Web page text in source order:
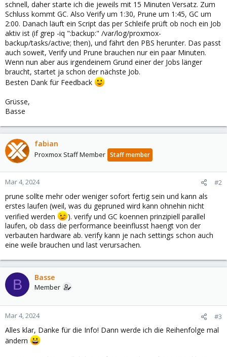
schnell, daher starte ich die jeweils mit 15 Minuten Versatz. Zum
Schluss kommt GC. Also Verify um 1:30, Prune um 1:45, GC um
2:00. Danach läuft ein Script das per Schleife prüft ob noch ein Job
aktiv ist (if grep -iq ":backup:" /var/log/proxmox-
backup/tasks/active; then), und fährt den PBS herunter. Das passt
auch soweit, Verify und Prune brauchen nur ein paar Minuten.
Wenn nun aber aus irgendeinem Grund einer der Jobs länger
braucht, startet ja schon der nächste Job.
Besten Dank für Feedback
Grüsse,
Basse
fabian
Proxmox Staff Member Staff member
Mar 4, 2024 #2
prune sollte mehr oder weniger sofort fertig sein und kann als
erstes laufen (weil, was du gepruned wird kann ohnehin nicht
verified werden
). verify und GC koennen prinzipiell parallel
laufen, ob dass die performance beeinflusst haengt von der
verbauten hardware ab. verify kann je nach settings schon auch
eine weile brauchen und last verursachen.
B Basse
Member
Mar 4, 2024 #3
Alles klar, Danke für die Info! Dann werde ich die Reihenfolge mal
ändern